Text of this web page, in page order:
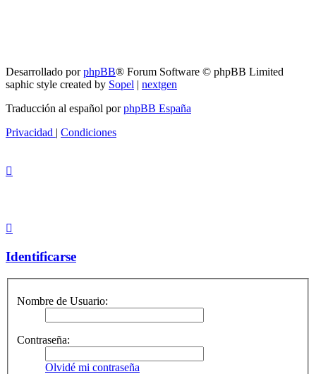
Desarrollado porphpBB® Forum Software © phpBB Limited
saphic style created by Sopel | nextgen
Traducción al español porphpBB España
Privacidad | Condiciones
Identificarse
Nombre de Usuario:
Contraseña:
Olvidé mi contraseña